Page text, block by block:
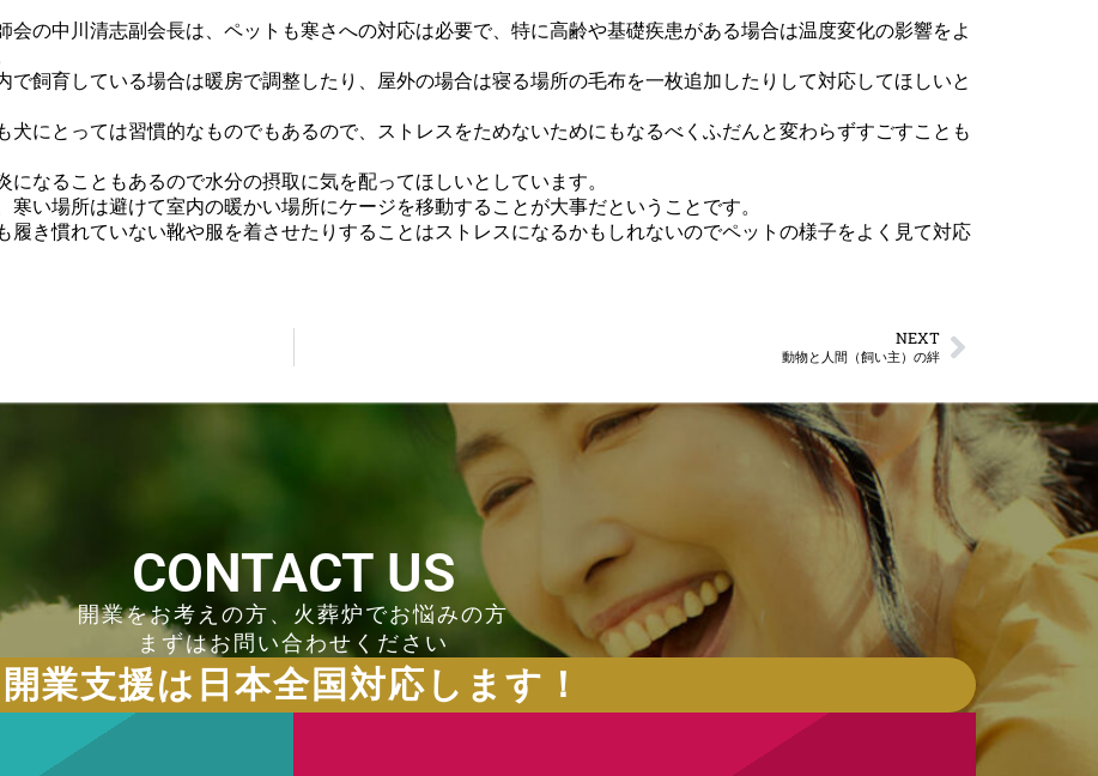
の中川清志副会長は、ペットも寒さへの対応は必要で、特に高齢や基礎疾患がある場合は温度変化の影響をよ
飼育している場合は暖房で調整したり、屋外の場合は寝る場所の毛布を一枚追加したりして対応してほしいと
犬にとっては習慣的なものでもあるので、ストレスをためないためにもなるべくふだんと変わらずすごすことも
なることもあるので水分の摂取に気を配ってほしいとしています。
い場所は避けて室内の暖かい場所にケージを移動することが大事だということです。
き慣れていない靴や服を着させたりすることはストレスになるかもしれないのでペットの様子をよく見て対応
NEXT
動物と人間（飼い主）の絆
CONTACT US
開業をお考えの方、火葬炉でお悩みの方
まずはお問い合わせください
開業支援は日本全国対応します！